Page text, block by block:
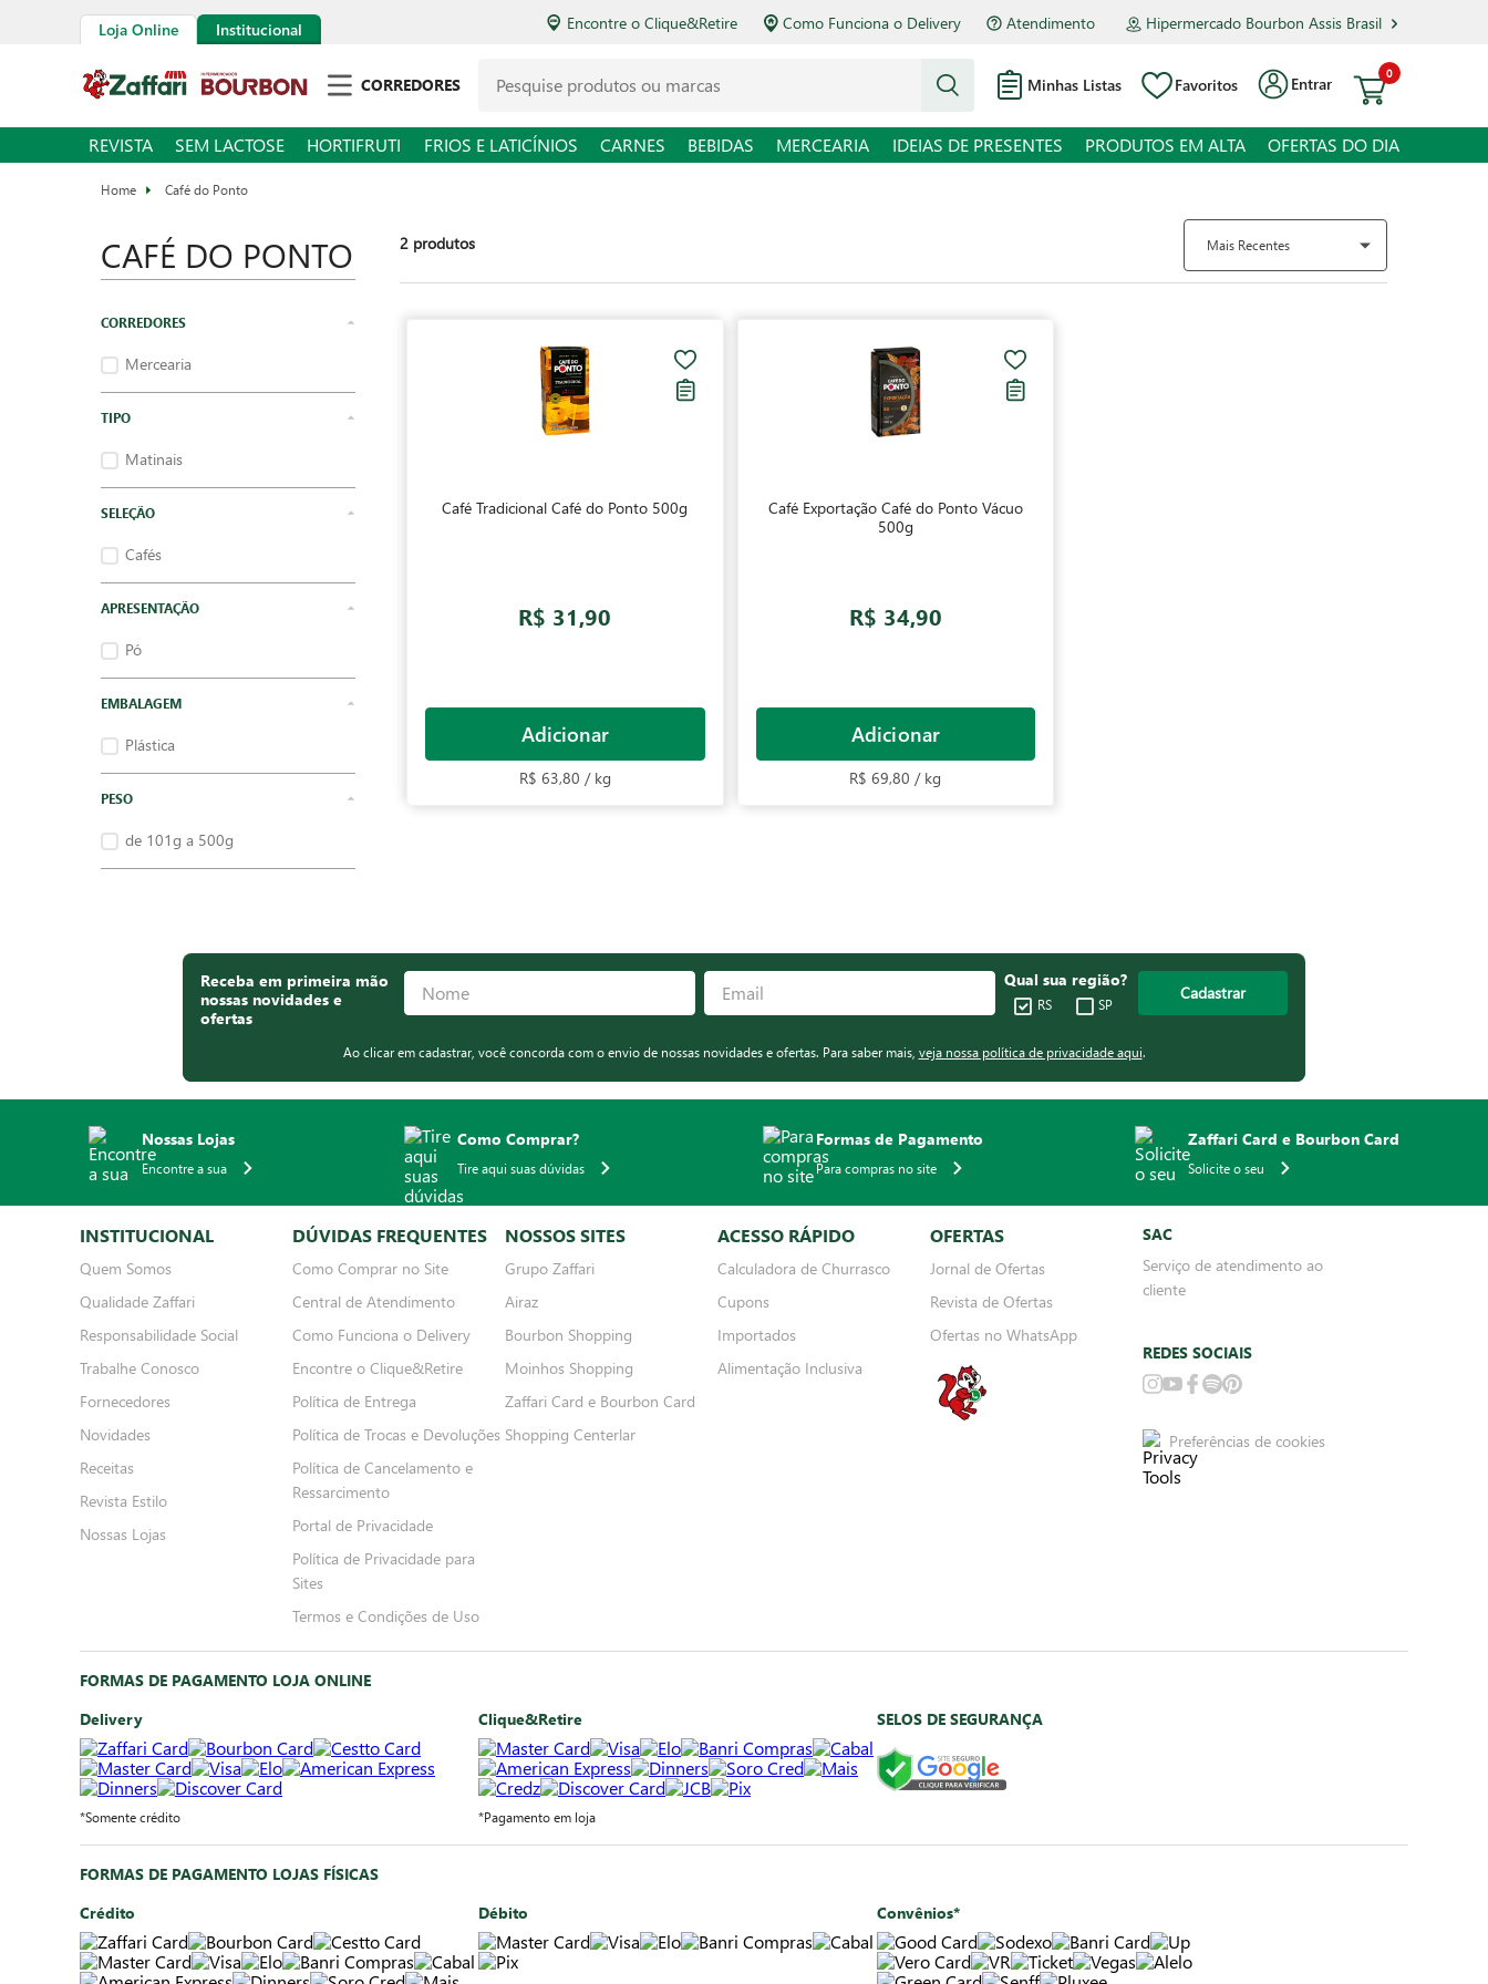
Loja Online Institucional Encontre o Clique&Retire Como Funciona o Delivery Atendimento Hipermercado Bourbon Assis Brasil
CORREDORES Minhas Listas Favoritos Entrar
0
REVISTA SEM LACTOSE HORTIFRUTI FRIOS E LATICÍNIOS CARNES BEBIDAS MERCEARIA IDEIAS DE PRESENTES PRODUTOS EM ALTA OFERTAS DO DIA
Café do Ponto
CAFÉ DO PONTO
Mercearia
Matinais
Cafés
APRESENTAÇÃO
Pó
EMBALAGEM
Plástica
PESO
de 101g a 500g
2 produtos Mais Recentes
Café Tradicional Café do Ponto 500g
R$ 31,90
Adicionar
R$ 63,80 / kg
Café Exportação Café do Ponto Vácuo
500g
R$ 34,90
Adicionar
R$ 69,80 / kg
Receba em primeira mão
nossas novidades e
ofertas
Qual sua região?
RS SP
Cadastrar
Ao clicar em cadastrar, você concorda com o envio de nossas novidades e ofertas. Para saber mais, veja nossa política de privacidade aqui.
Nossas Lojas
Encontre a sua
Como Comprar?
Tire aqui suas dúvidas
Formas de Pagamento
Para compras no site
Zaffari Card e Bourbon Card
Solicite o seu
INSTITUCIONAL
Quem Somos
Qualidade Zaffari
Responsabilidade Social
Trabalhe Conosco
Fornecedores
Novidades
Receitas
Revista Estilo
Nossas Lojas
DÚVIDAS FREQUENTES
Como Comprar no Site
Central de Atendimento
Como Funciona o Delivery
Encontre o Clique&Retire
Política de Entrega
Política de Trocas e Devoluções
Política de Cancelamento e
Ressarcimento
Portal de Privacidade
Política de Privacidade para
Sites
Termos e Condições de Uso
NOSSOS SITES
Grupo Zaffari
Airaz
Bourbon Shopping
Moinhos Shopping
Zaffari Card e Bourbon Card
Shopping Centerlar
ACESSO RÁPIDO
Calculadora de Churrasco
Cupons
Importados
Alimentação Inclusiva
OFERTAS
Jornal de Ofertas
Revista de Ofertas
Ofertas no WhatsApp
SAC
Serviço de atendimento ao
cliente
REDES SOCIAIS
Preferências de cookies
FORMAS DE PAGAMENTO LOJA ONLINE
Delivery
*Somente crédito
Clique&Retire
*Pagamento em loja
SELOS DE SEGURANÇA
FORMAS DE PAGAMENTO LOJAS FÍSICAS
Crédito
Débito Convênios*